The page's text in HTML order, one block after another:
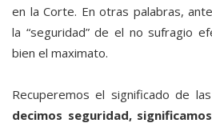
en la Corte. En otras palabras,
la “seguridad” de el no sufragio
bien el maximato.
Recuperemos el significado de
decimos seguridad,